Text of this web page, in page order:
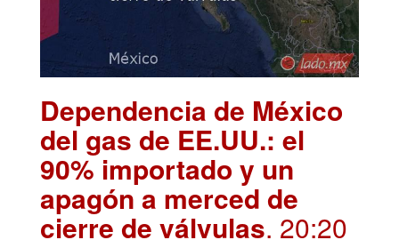
Dependencia de México
del gas de EE.UU.: el
90% importado y un
apagón a merced de
cierre de válvulas. 20:20